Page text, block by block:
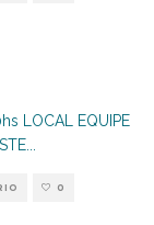
LOCAL EQUIPE
...
0